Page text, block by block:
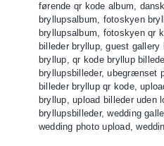
førende qr kode album,
bryllupsalbum, fotoskyen
bryllupsalbum, fotoskyen qr
billeder bryllup,guest gallery
bryllup,qr kode bryllup
bryllupsbilleder,ubegrænset
billeder bryllup qr kode,
bryllup,upload billeder uden
bryllupsbilleder,wedding
wedding photo upload,